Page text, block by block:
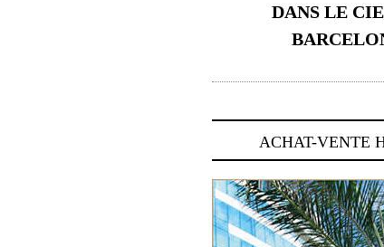
DANS LE
ACHAT-VENTE